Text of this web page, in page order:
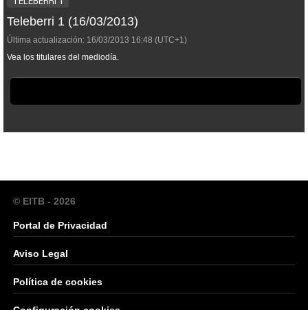
Teleberri 1 (16/03/2013)
Última actualización: 16/03/2013 16:48 (UTC+1)
Vea los titulares del mediodía.
© EITB - 2026
Portal de Privacidad
Aviso Legal
Política de cookies